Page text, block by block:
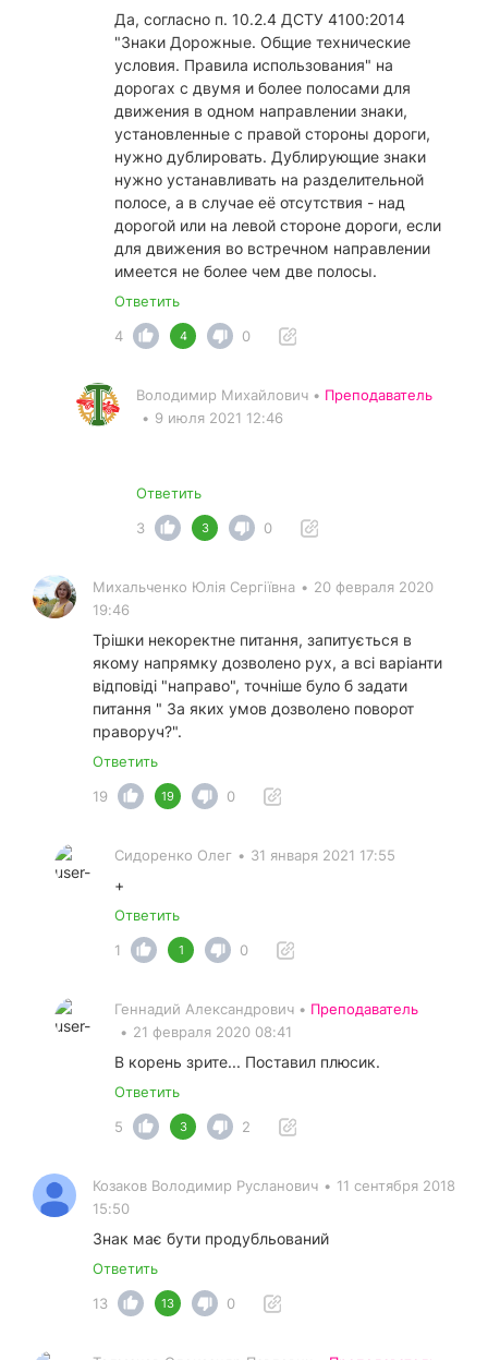
Да, согласно п. 10.2.4 ДСТУ 4100:2014
"Знаки Дорожные. Общие технические
условия. Правила использования" на
дорогах с двумя и более полосами для
движения в одном направлении знаки,
установленные с правой стороны дороги,
нужно дублировать. Дублирующие знаки
нужно устанавливать на разделительной
полосе, а в случае её отсутствия - над
дорогой или на левой стороне дороги, если
для движения во встречном направлении
имеется не более чем две полосы.
Ответить
4
4 0
Володимир Михайлович • Преподаватель
• 9 июля 2021 12:46
Ответить
3
3 0
Михальченко Юлія Сергіївна • 20 февраля 2020
19:46
Трішки некоректне питання, запитується в
якому напрямку дозволено рух, а всі варіанти
відповіді "направо", точніше було б задати
питання " За яких умов дозволено поворот
праворуч?".
Ответить
19
19 0
Сидоренко Олег • 31 января 2021 17:55
+
Ответить
1
1 0
Геннадий Александрович • Преподаватель
• 21 февраля 2020 08:41
В корень зрите... Поставил плюсик.
Ответить
5
3 2
Козаков Володимир Русланович • 11 сентября 2018
15:50
Знак має бути продубльований
Ответить
13
13 0